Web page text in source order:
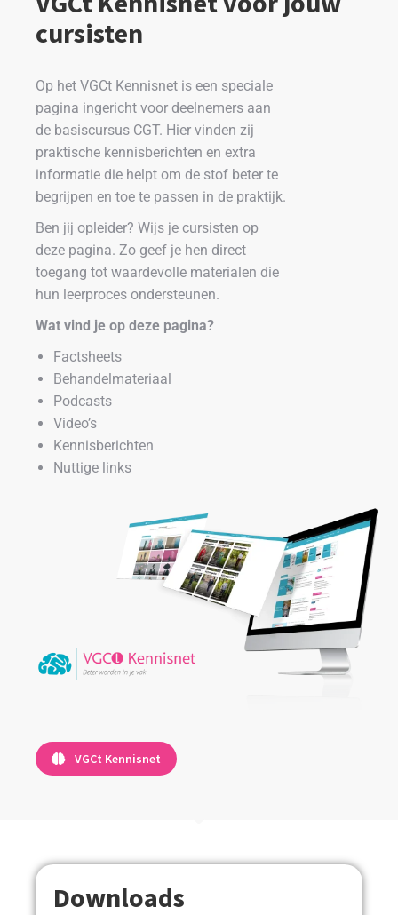
cursisten
Op het VGCt Kennisnet is een speciale
pagina ingericht voor deelnemers aan
de basiscursus CGT. Hier vinden zij
praktische kennisberichten en extra
informatie die helpt om de stof beter te
begrijpen en toe te passen in de praktijk.
Ben jij opleider? Wijs je cursisten op
deze pagina. Zo geef je hen direct
toegang tot waardevolle materialen die
hun leerproces ondersteunen.
Wat vind je op deze pagina?
Factsheets
Behandelmateriaal
Podcasts
Video’s
Kennisberichten
Nuttige links
VGCt Kennisnet
Downloads